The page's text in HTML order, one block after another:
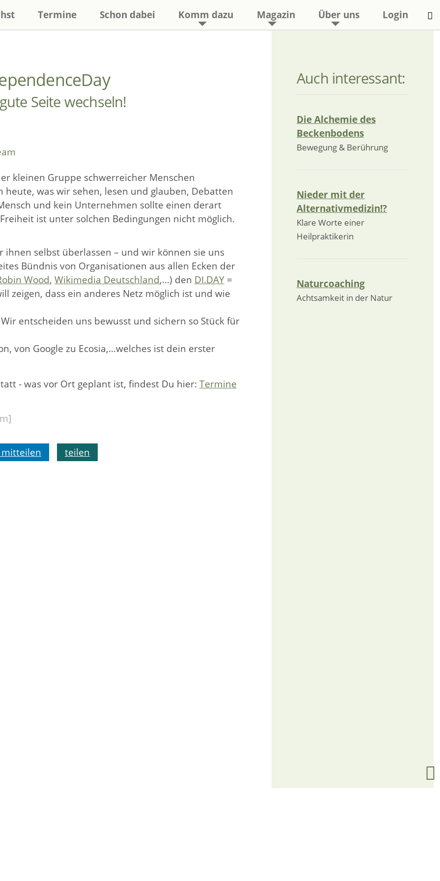
Termine Schon dabei Komm dazu Magazin Über uns Login
Seite wechseln!
kleinen Gruppe schwerreicher Menschen
was wir sehen, lesen und glauben, Debatten
und kein Unternehmen sollte einen derart
ist unter solchen Bedingungen nicht möglich.
selbst überlassen – und wir können sie uns
Bündnis von Organisationen aus allen Ecken der
Wood, Wikimedia Deutschland,...) den DI.DAY=
zeigen, dass ein anderes Netz möglich ist und wie
entscheiden uns bewusst und sichern so Stück für
von Google zu Ecosia,…welches ist dein erster
- was vor Ort geplant ist, findest Du hier: Termine
mitteilen teilen
Auch interessant:
Die Alchemie des
Beckenbodens
Bewegung & Berührung
Nieder mit der
Alternativmedizin!?
Klare Worte einer
Heilpraktikerin
Naturcoaching
Achtsamkeit in der Natur